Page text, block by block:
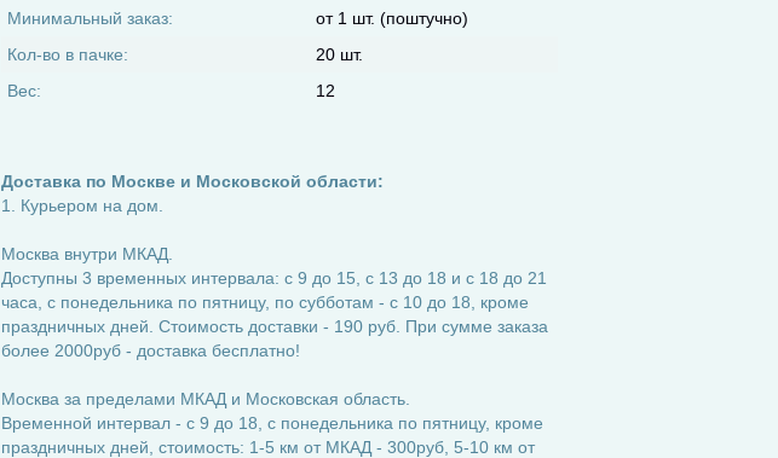
Минимальный заказ:
от 1 шт. (поштучно)
Кол-во в пачке:
20 шт.
Вес:
12
Доставка по Москве и Московской области:
1. Курьером на дом.
Москва внутри МКАД.
Доступны 3 временных интервала: с 9 до 15, с 13 до 18 и с 18 до 21
часа, с понедельника по пятницу, по субботам - с 10 до 18, кроме
праздничных дней. Стоимость доставки - 190 руб. При сумме заказа
более 2000руб - доставка бесплатно!
Москва за пределами МКАД и Московская область.
Временной интервал - с 9 до 18, с понедельника по пятницу, кроме
праздничных дней, стоимость: 1-5 км от МКАД - 300руб, 5-10 км от